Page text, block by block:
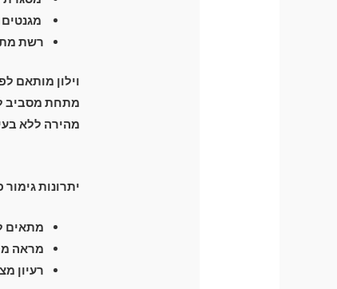
רשת
וילון מותאם
מהירה ללא
יתרונות גימור
מתאים
מראה
רעיון